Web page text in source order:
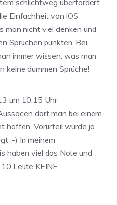
schlichtweg überfordert
Einfachheit von iOS
man nicht viel denken und
Sprüchen punkten. Bei
immer wissen, was man
keine dummen Sprüche!
um 10:15 Uhr
darf man bei einem
hoffen, Vorurteil wurde ja
:-) In meinem
haben viel das Note und
Leute KEINE